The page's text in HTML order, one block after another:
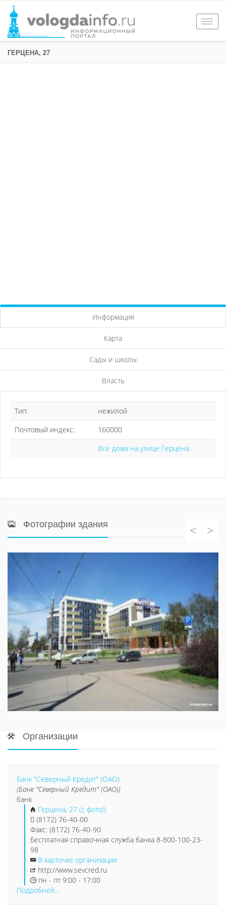
ГЕРЦЕНА, 27
Информация
Карта
Сады и школы
Власть
Тип:
нежилой
Почтовый индекс:
160000
Все дома на улице Герцена
Фотографии здания < >
Организации
Банк "Северный Кредит" (ОАО)
(Банк "Северный Кредит" (ОАО))
банк
Герцена, 27 (с фото!)
(8172) 76-40-00
Факс: (8172) 76-40-90
Бесплатная справочная служба банка 8-800-100-23-
98
В карточке организации
http://www.sevcred.ru
пн - пт 9:00 - 17:00
Подробней...